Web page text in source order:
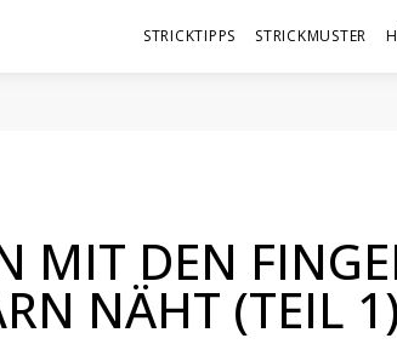
STRICKTIPPS STRICKMUSTER
MIT DEN
NÄHT (TEIL 1)